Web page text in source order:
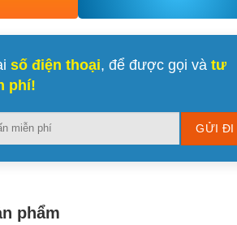
số điện thoại, để được gọi và tư
phí!
Please
this
phẩm